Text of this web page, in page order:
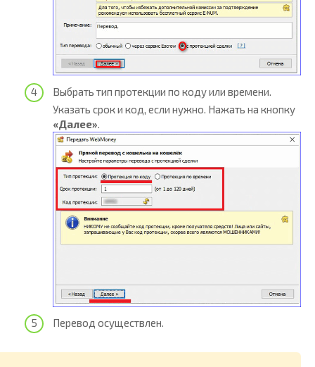
Выбрать тип протекции по коду или времени.
Указать срок и код, если нужно. Нажать на кнопку
«Далее»
Перевод осуществлен.